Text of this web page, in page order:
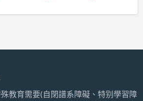
教育需要(自閉譜系障礙、特别學習障